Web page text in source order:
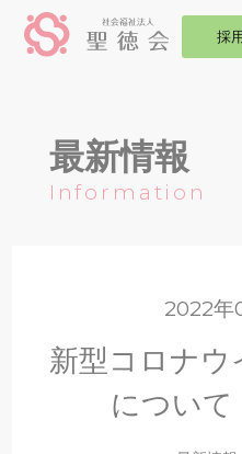
採
最新情報
Information
2022年
新型コロナウ
について